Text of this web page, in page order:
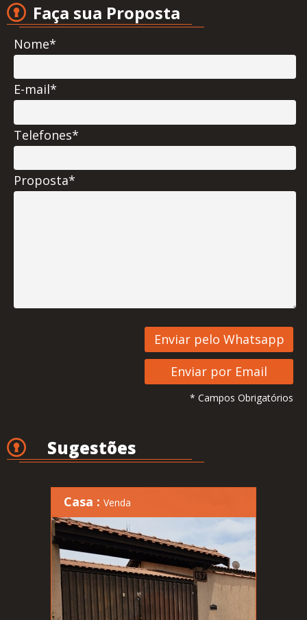
Faça sua Proposta
Nome*
E-mail*
Telefones*
Proposta*
* Campos Obrigatórios
Sugestões
Casa : Venda